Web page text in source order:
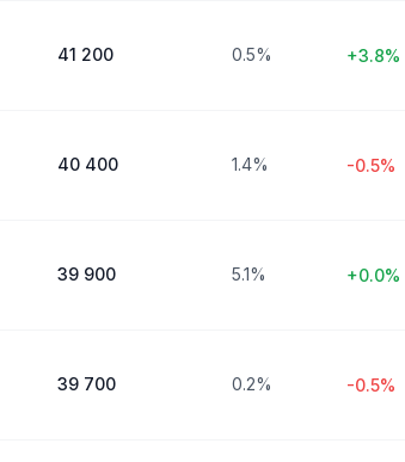
41 200 0.5% +3.8%
40 400 1.4% -0.5%
39 900 5.1% +0.0%
39 700 0.2% -0.5%